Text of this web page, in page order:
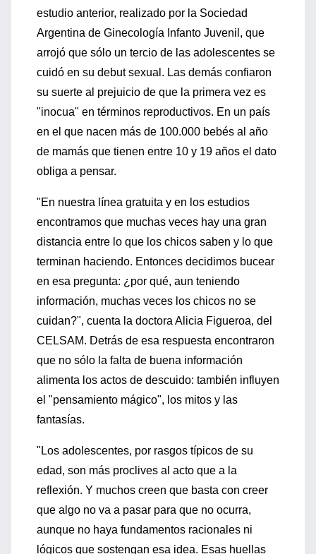
estudio anterior, realizado por la Sociedad
Argentina de Ginecología Infanto Juvenil, que
arrojó que sólo un tercio de las adolescentes se
cuidó en su debut sexual. Las demás confiaron
su suerte al prejuicio de que la primera vez es
"inocua" en términos reproductivos. En un país
en el que nacen más de 100.000 bebés al año
de mamás que tienen entre 10 y 19 años el dato
obliga a pensar.
"En nuestra línea gratuita y en los estudios
encontramos que muchas veces hay una gran
distancia entre lo que los chicos saben y lo que
terminan haciendo. Entonces decidimos bucear
en esa pregunta: ¿por qué, aun teniendo
información, muchas veces los chicos no se
cuidan?", cuenta la doctora Alicia Figueroa, del
CELSAM. Detrás de esa respuesta encontraron
que no sólo la falta de buena información
alimenta los actos de descuido: también influyen
el "pensamiento mágico", los mitos y las
fantasías.
"Los adolescentes, por rasgos típicos de su
edad, son más proclives al acto que a la
reflexión. Y muchos creen que basta con creer
que algo no va a pasar para que no ocurra,
aunque no haya fundamentos racionales ni
lógicos que sostengan esa idea. Esas huellas